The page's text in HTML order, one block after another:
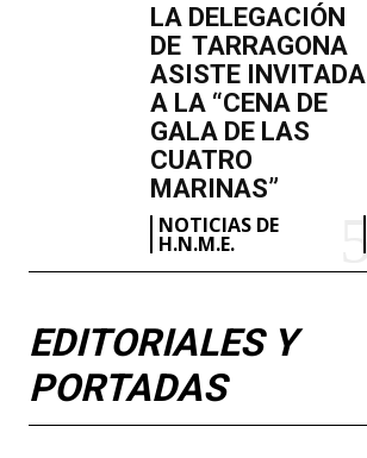
LA DELEGACIÓN
DE TARRAGONA
ASISTE INVITADA
A LA “CENA DE
GALA DE LAS
CUATRO
MARINAS”
NOTICIAS DE
H.N.M.E.
EDITORIALES Y
PORTADAS